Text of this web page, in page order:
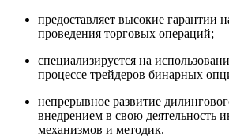
предоставляет высокие гарантии
проведения торговых операций;
специализируется на
процессе трейдеров бинарных
непрерывное развитие
внедрением в свою деятельность
механизмов и методик.